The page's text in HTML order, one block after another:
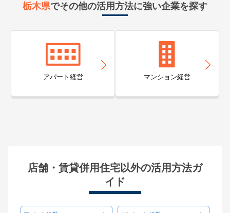
栃木県でその他の活用方法に強い企業を探す
アパート経営 マンション経営
店舗・賃貸併用住宅以外の活用方法ガ
イド